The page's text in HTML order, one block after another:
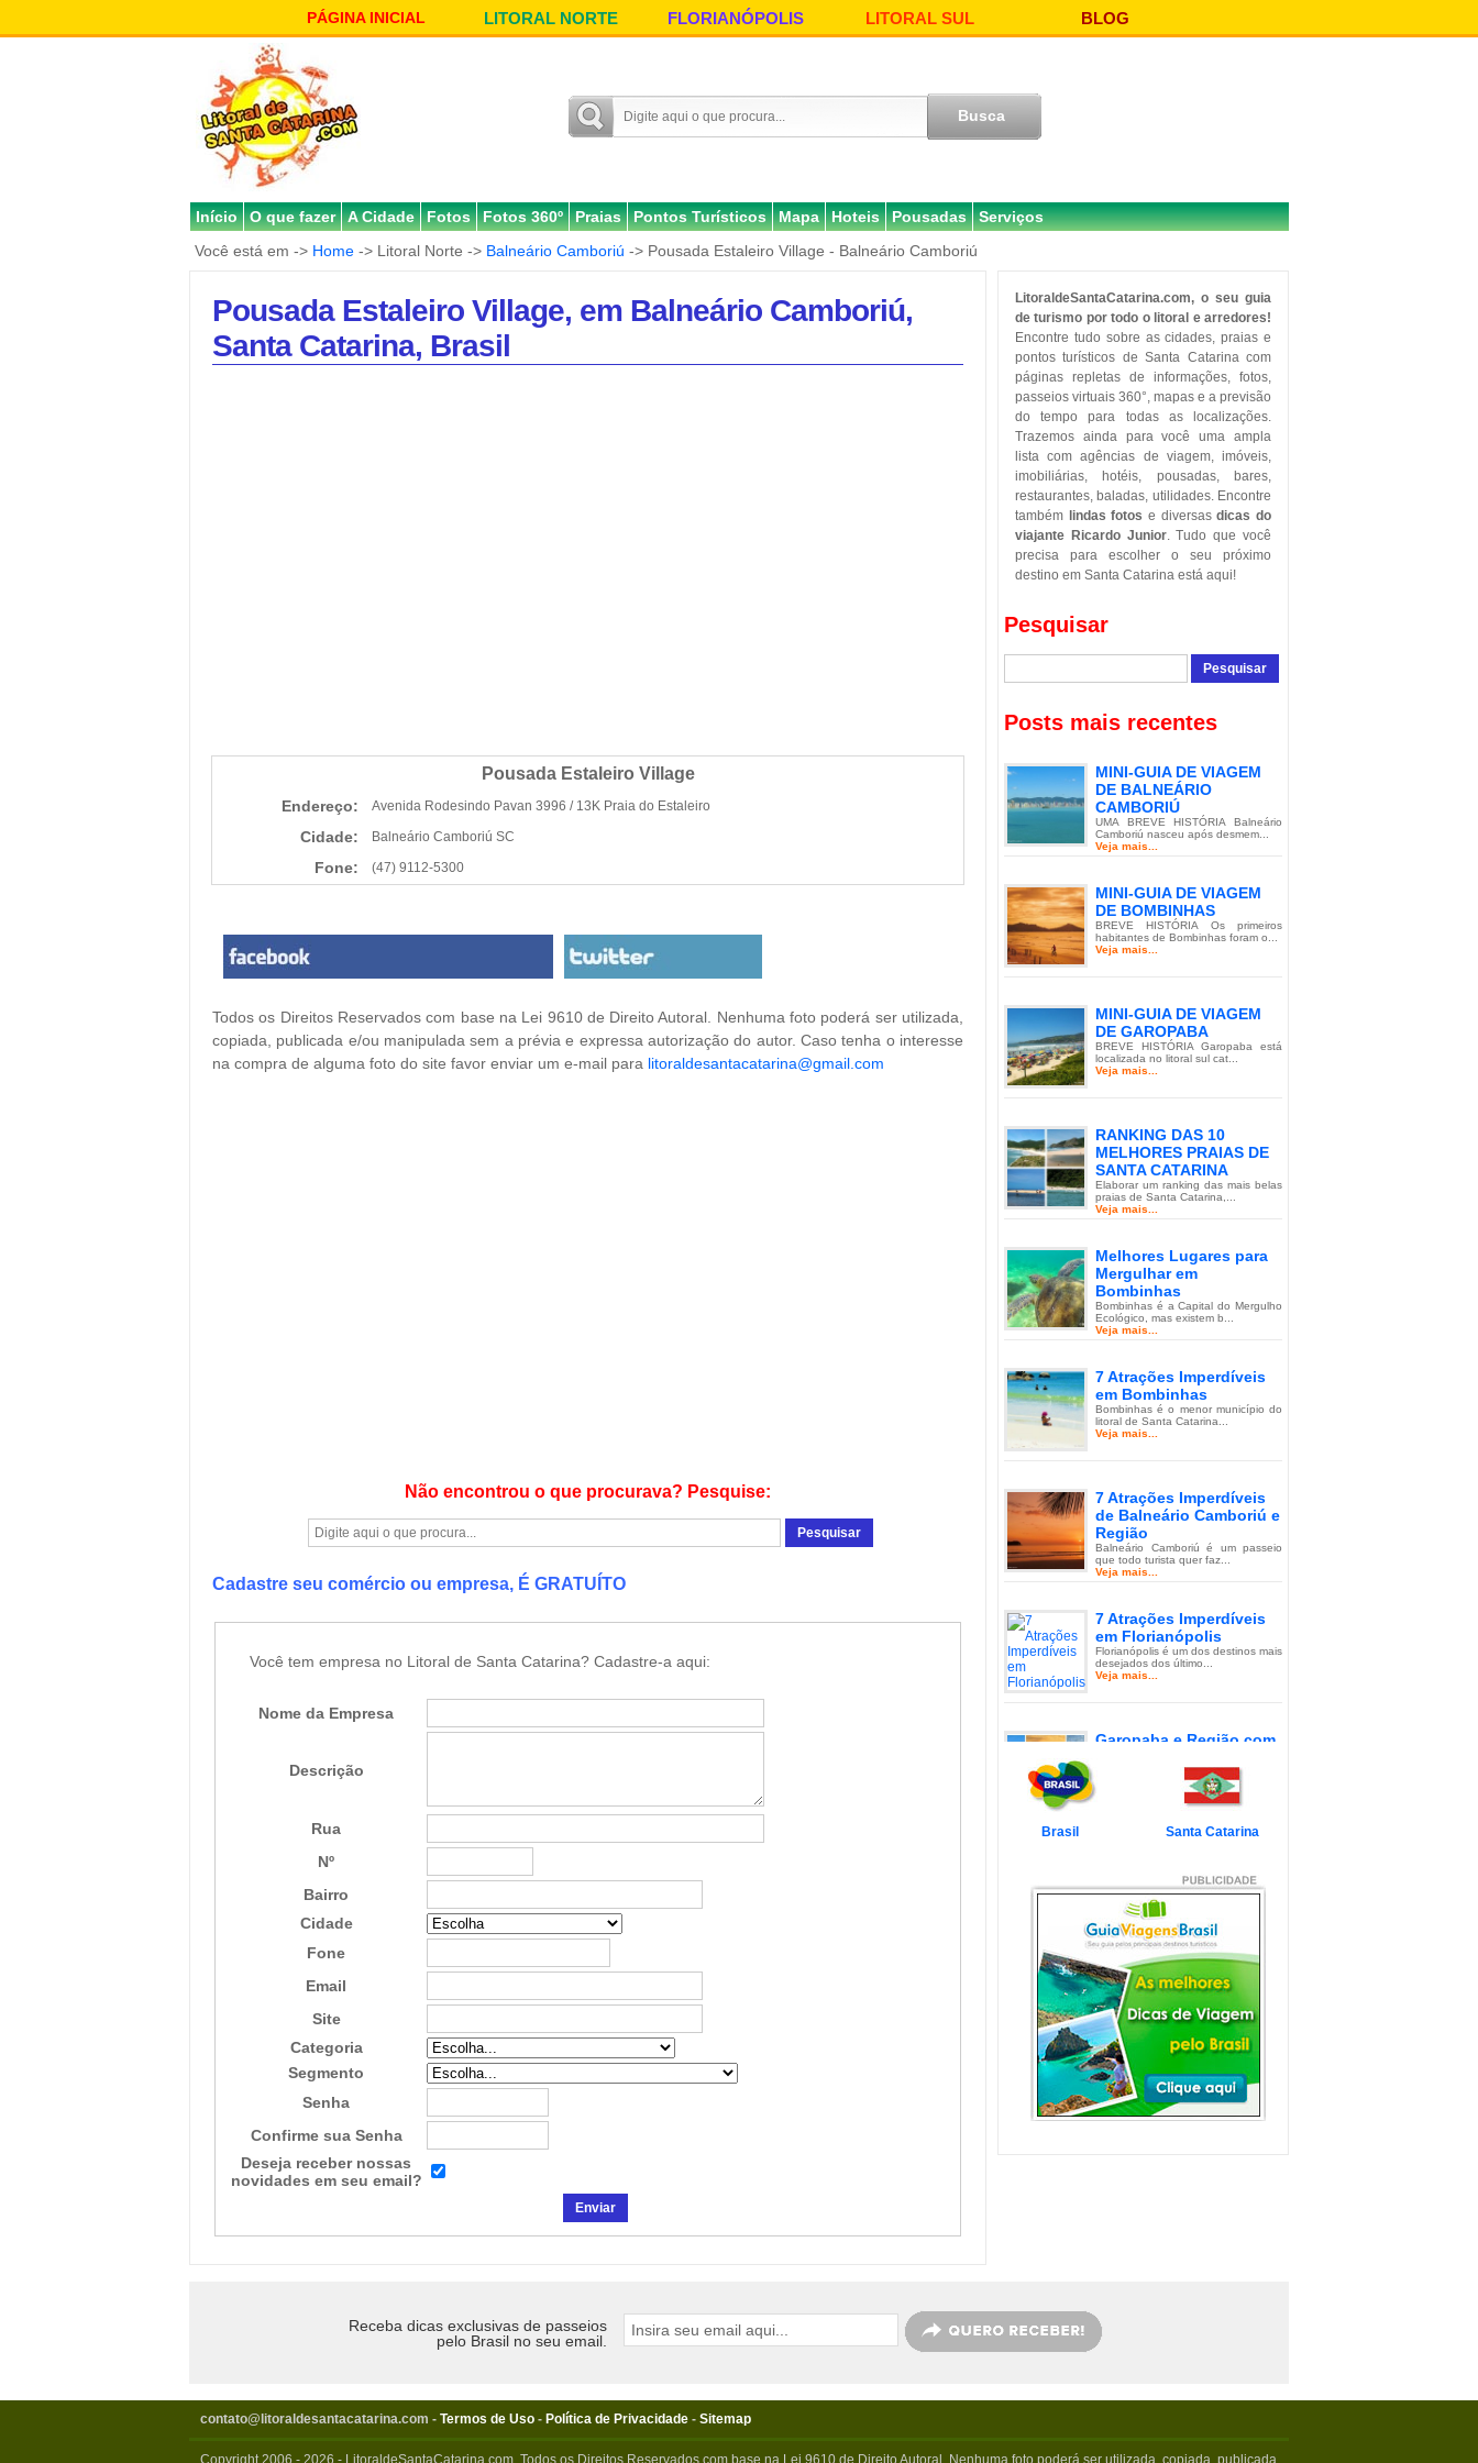
PÁGINA INICIAL LITORAL NORTE FLORIANÓPOLIS LITORAL SUL BLOG
Início O que fazer A Cidade Fotos Fotos 360º Praias Pontos Turísticos Mapa Hoteis Pousadas
Serviços
Você está em -> Home -> Litoral Norte -> Balneário Camboriú -> Pousada Estaleiro Village - Balneário Camboriú
Pousada Estaleiro Village, em Balneário Camboriú,
Santa Catarina, Brasil
Pousada Estaleiro Village
Endereço: Avenida Rodesindo Pavan 3996 / 13K Praia do Estaleiro
Cidade: Balneário Camboriú SC
Fone: (47) 9112-5300
Todos os Direitos Reservados com base na Lei 9610 de Direito Autoral. Nenhuma foto poderá ser utilizada,
copiada, publicada e/ou manipulada sem a prévia e expressa autorização do autor. Caso tenha o interesse
na compra de alguma foto do site favor enviar um e-mail para litoraldesantacatarina@gmail.com
Não encontrou o que procurava? Pesquise:
Cadastre seu comércio ou empresa, É GRATUÍTO
Você tem empresa no Litoral de Santa Catarina? Cadastre-a aqui:
Nome da Empresa
Descrição
Rua
Nº
Bairro
Cidade
Fone
Email
Site
Categoria
Segmento
Senha
Confirme sua Senha
Deseja receber nossas
novidades em seu email?
LitoraldeSantaCatarina.com, o seu guia
de turismo por todo o litoral e arredores!
Encontre tudo sobre as cidades, praias e
pontos turísticos de Santa Catarina com
páginas repletas de informações, fotos,
passeios virtuais 360°, mapas e a previsão
do tempo para todas as localizações.
Trazemos ainda para você uma ampla
lista com agências de viagem, imóveis,
imobiliárias, hotéis, pousadas, bares,
restaurantes, baladas, utilidades. Encontre
também
lindas fotos e diversasdicas do
viajante Ricardo Junior. Tudo que você
precisa para escolher o seu próximo
destino em Santa Catarina está aqui!
Pesquisar
Posts mais recentes
MINI-GUIA DE VIAGEM
DE BALNEÁRIO
CAMBORIÚ
UMA BREVE HISTÓRIA Balneário
Camboriú nasceu após desmem...
Veja mais...
MINI-GUIA DE VIAGEM
DE BOMBINHAS
BREVE HISTÓRIA Os primeiros
habitantes de Bombinhas foram o...
Veja mais...
MINI-GUIA DE VIAGEM
DE GAROPABA
BREVE HISTÓRIA Garopaba está
localizada no litoral sul cat...
Veja mais...
RANKING DAS 10
MELHORES PRAIAS DE
SANTA CATARINA
Elaborar um ranking das mais belas
praias de Santa Catarina,...
Veja mais...
Melhores Lugares para
Mergulhar em
Bombinhas
Bombinhas é a Capital do Mergulho
Ecológico, mas existem b...
Veja mais...
7 Atrações Imperdíveis
em Bombinhas
Bombinhas é o menor município do
litoral de Santa Catarina...
Veja mais...
7 Atrações Imperdíveis
de Balneário Camboriú e
Região
Balneário Camboriú é um passeio
que todo turista quer faz...
Veja mais...
7 Atrações Imperdíveis
em Florianópolis
Florianópolis é um dos destinos mais
desejados dos último...
Veja mais...
Garopaba e Região com
Garopaba é um município de Santa
Catarina a 80 quilômetro...
Veja mais...
com Crianças
Simplesmente magnífico! Assim
pode ser descrito o Litoral d...
Veja mais...
Balneário Camboriú e
arredores com Crianças
Balneário Camboriú fica em Santa
Catarina, mais especifica...
Veja mais...
Florianópolis com
crianças: as melhores
5 PRAIAS DE FLORIPA
Brasil Santa Catarina
Receba dicas exclusivas de passeios
pelo Brasil no seu email.
contato@litoraldesantacatarina.com - Termos de Uso - Política de Privacidade - Sitemap
Copyright 2006 - 2026 - LitoraldeSantaCatarina.com. Todos os Direitos Reservados com base na Lei 9610 de Direito Autoral. Nenhuma foto poderá ser utilizada, copiada, publicada